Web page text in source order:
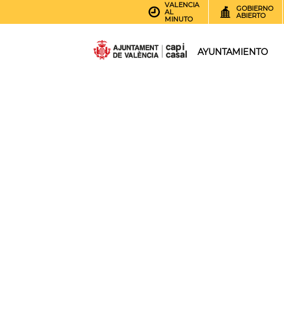
VALENCIA
AL
MINUTO
GOBIERNO
ABIERTO
AYUNTAMIENTO